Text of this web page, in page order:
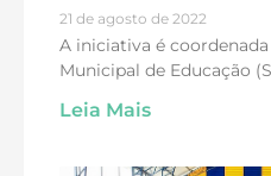
21 de agosto de 2022
A iniciativa é
Municipal de Educação
Leia Mais